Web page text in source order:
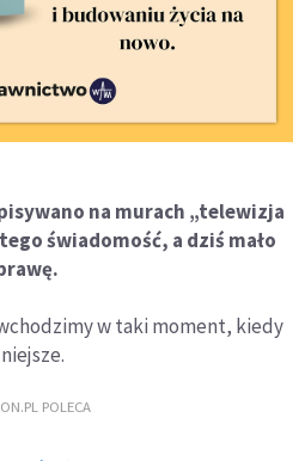
na murach „telewizja
świadomość, a dziś mało
w taki moment, kiedy
POLECA